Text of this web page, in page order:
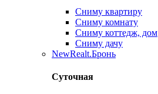
Сниму квартиру
Сниму комнату
Сниму коттедж, дом
Сниму дачу
NewRealt.Бронь
Суточная